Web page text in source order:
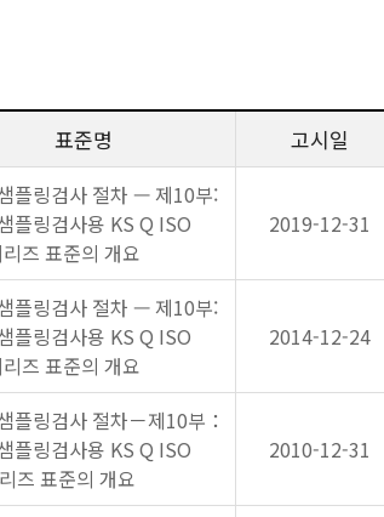
표준명 고시일
플링검사 절차 — 제10부:
플링검사용 KS Q ISO
즈 표준의 개요
2019-12-31
플링검사 절차 — 제10부:
플링검사용 KS Q ISO
즈 표준의 개요
2014-12-24
플링검사 절차－제10부：
플링검사용 KS Q ISO
즈 표준의 개요
2010-12-31